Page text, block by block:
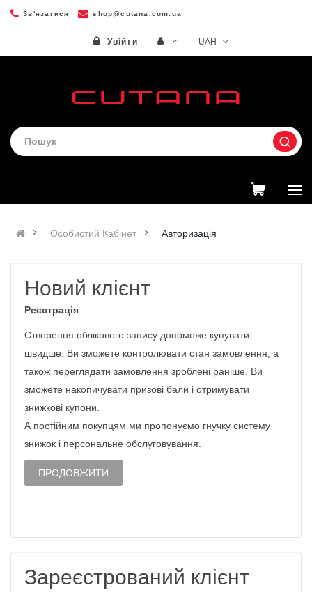
Зв'язатися shop@cutana.com.ua
Увійти
Особистий Кабінет Авторизація
Новий клієнт
Реєстрація
Створення облікового запису допоможе купувати
швидше. Ви зможете контролювати стан замовлення, а
також переглядати замовлення зроблені раніше. Ви
зможете накопичувати призові бали і отримувати
знижкові купони.
А постійним покупцям ми пропонуємо гнучку систему
знижок і персональне обслуговування.
ПРОДОВЖИТИ
Зареєстрований клієнт